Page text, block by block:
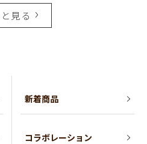
見る
新着商品
コラボレーション